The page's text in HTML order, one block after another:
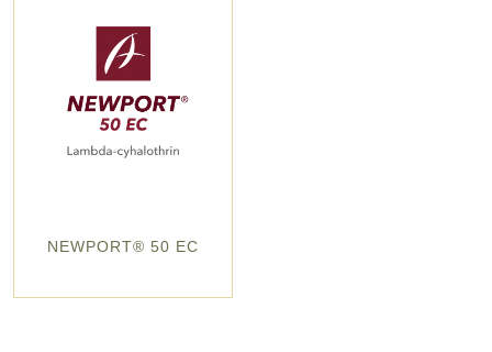
NEWPORT® 50 EC